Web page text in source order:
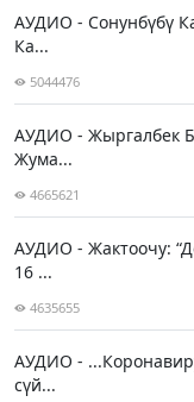
АУДИО - Сонунбүбү
Ка...
5044476
АУДИО - Жыргалбек
Жума...
4665621
АУДИО - Жактоочу:
16 ...
4635655
АУДИО -
сүй...